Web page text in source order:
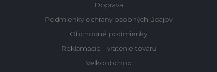
Doprava
Podmienky ochrany osobných údajov
Obchodné podmienky
Reklamacie - vratenie tovaru
Velkoobchod